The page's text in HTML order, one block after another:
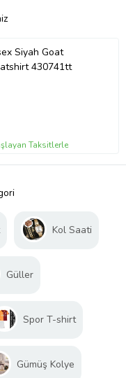
Siyah Goat
430741tt
Taksitlerle
Kol Saati
Güller
Spor T-shirt
Gümüş Kolye